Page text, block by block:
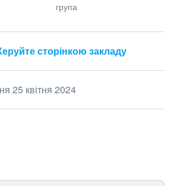
група
сторінкою закладу
25 квітня 2024